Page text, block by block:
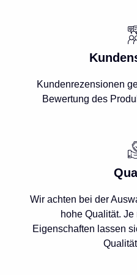
Kundenrezensionen
Bewertung des
Wir achten bei der
hohe Qualität.
Eigenschaften lassen